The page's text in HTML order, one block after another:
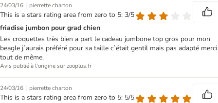
24/03/16 | pierrette charton
This is a stars rating area from zero to 5: 3/5
friadise jumbon pour grad chien
Les croquettes très bien a part le cadeau jumbone top gros pour mon
beagle j`aurais préféré pour sa taille c`était gentil mais pas adapté merci
tout de même.
Avis publié à l'origine sur zooplus.fr
24/03/16 | pierrette charton
This is a stars rating area from zero to 5: 5/5